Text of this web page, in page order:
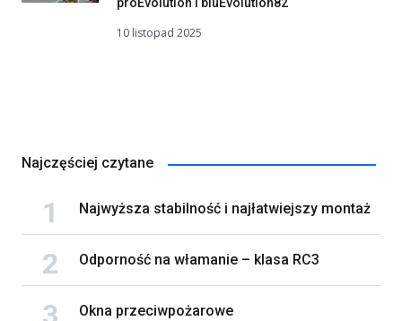
10 listopad 2025
Najczęściej czytane
Najwyższa stabilność i najłatwiejszy montaż
Odporność na włamanie – klasa RC3
Okna przeciwpożarowe